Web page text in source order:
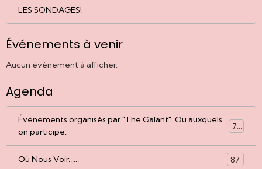
LES SONDAGES!
Événements à venir
Aucun évènement à afficher.
Agenda
Événements organisés par "The Galant". Ou auxquels
on participe.
77
Où Nous Voir...... 87